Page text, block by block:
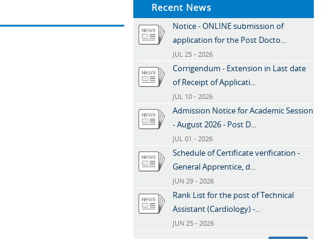
Recent News
Notice - ONLINE submission of
application for the Post Docto...
JUL 25 - 2026
Corrigendum - Extension in Last date
of Receipt of Applicati...
JUL 10 - 2026
Admission Notice for Academic Session
- August 2026 - Post D...
JUL 01 - 2026
Schedule of Certificate verification -
General Apprentice, d...
JUN 29 - 2026
Rank List for the post of Technical
Assistant (Cardiology) -...
JUN 25 - 2026